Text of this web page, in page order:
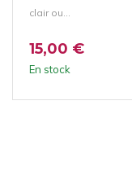
clair ou...
15,00 €
En stock